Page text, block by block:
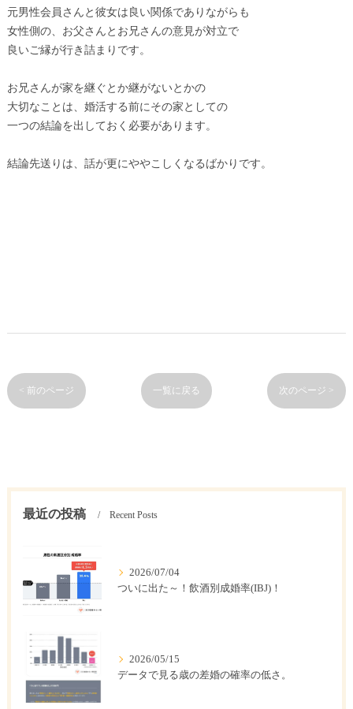
元男性会員さんと彼女は良い関係でありながらも
女性側の、お父さんとお兄さんの意見が対立で
良いご縁が行き詰まりです。
お兄さんが家を継ぐとか継がないとかの
大切なことは、婚活する前にその家としての
一つの結論を出しておく必要があります。
結論先送りは、話が更にややこしくなるばかりです。
< 前のページ 一覧に戻る 次のページ >
最近の投稿 Recent Posts
2026/07/04
ついに出た～！飲酒別成婚率(IBJ)！
2026/05/15
データで見る歳の差婚の確率の低さ。